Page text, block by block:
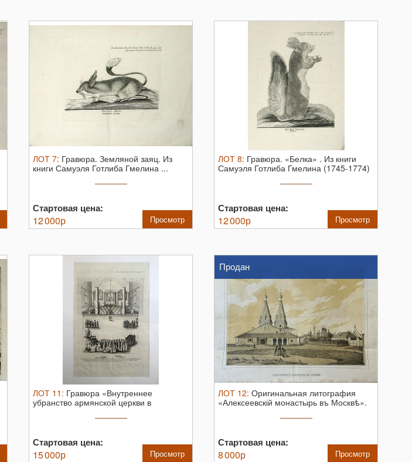
ЛОТ 7: Гравюра. Земляной заяц. Из
книги Самуэля Готлиба Гмелина ...
Стартовая цена:
12 000р Просмотр
ЛОТ 8: Гравюра. «Белка» . Из книги
Самуэля Готлиба Гмелина (1745-1774)
Стартовая цена:
12 000р Просмотр
ЛОТ 11 : Гравюра «Внутреннее
убранство армянской церкви в
Стартовая цена:
15 000р Просмотр
Продан
ЛОТ 12: Оригинальная литография
«Алексеевскій монастырь въ Москвѣ».
Стартовая цена:
8 000р Просмотр